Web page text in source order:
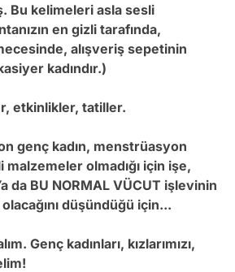
Bu kelimeleri asla sesli
en gizli tarafında,
alışveriş sepetinin
kadındır.)
etkinlikler, tatiller.
genç kadın, menstrüasyon
olmadığı için işe,
da BU NORMAL VÜCUT işlevinin
düşündüğü için...
Genç kadınları, kızlarımızı,